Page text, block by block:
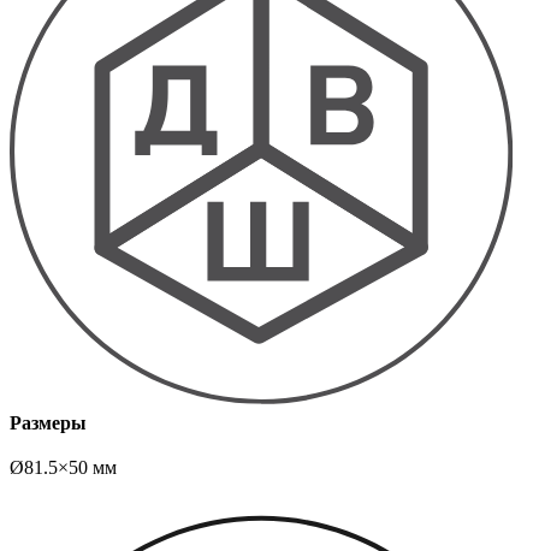
Размеры
Ø81.5×50 мм